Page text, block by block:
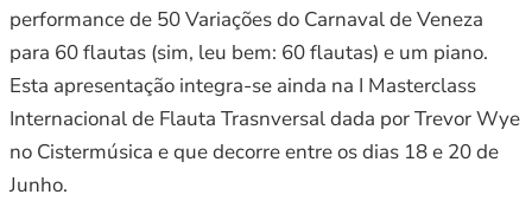
performance de 50 Variações do Carnaval de Veneza
para 60 flautas (sim, leu bem: 60 flautas) e um piano.
Esta apresentação integra-se ainda na I Masterclass
Internacional de Flauta Trasnversal dada por Trevor Wye
no Cistermúsica e que decorre entre os dias 18 e 20 de
Junho.